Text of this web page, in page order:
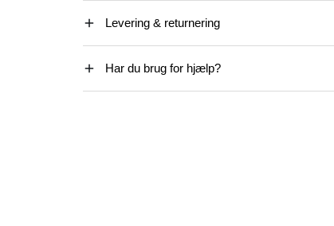
Levering & returnering
Har du brug for hjælp?